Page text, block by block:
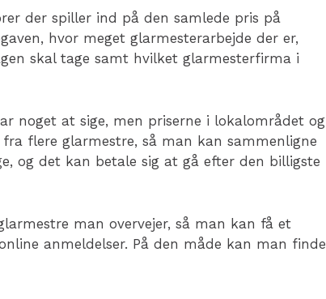
der spiller ind på den samlede pris på
hvor meget glarmesterarbejde der er,
skal tage samt hvilket glarmesterfirma i
noget at sige, men priserne i lokalområdet og
flere glarmestre, så man kan sammenligne
og det kan betale sig at gå efter den billigste
man overvejer, så man kan få et
anmeldelser. På den måde kan man finde